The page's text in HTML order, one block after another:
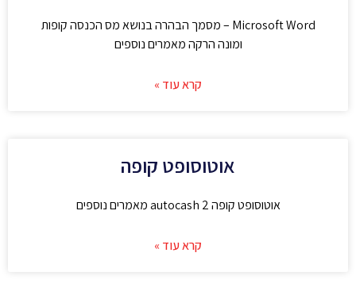
Microsoft Word – מסמך הבהרה בנושא מס הכנסה קופות
ומונה הרקה מאמרים נוספים
קרא עוד »
אוטוסופט קופה
אוטוסופט קופה autocash 2 מאמרים נוספים
קרא עוד »